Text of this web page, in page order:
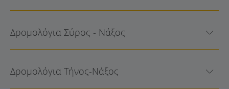
Δρομολόγια Σύρος - Νάξος
Δρομολόγια Τήνος-Νάξος